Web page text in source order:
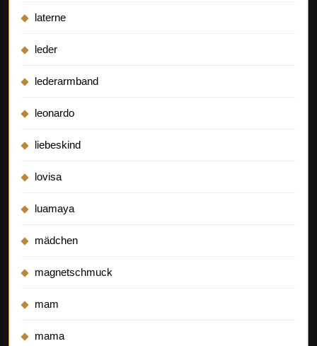
laterne
leder
lederarmband
leonardo
liebeskind
lovisa
luamaya
mädchen
magnetschmuck
mam
mama